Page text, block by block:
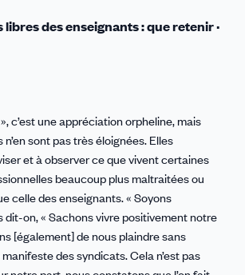
des enseignants : que retenir ·
c’est une appréciation orpheline, mais
n’en sont pas très éloignées. Elles
et à observer ce que vivent certaines
beaucoup plus maltraitées ou
celle des enseignants. « Soyons
dit-on, « Sachons vivre positivement notre
[également] de nous plaindre sans
des syndicats. Cela n’est pas